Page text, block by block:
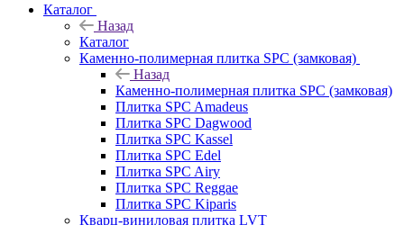
Каталог
Назад
Каталог
Каменно-полимерная плитка SPC (замковая)
Назад
Каменно-полимерная плитка SPC (замковая)
Плитка SPC Amadeus
Плитка SPC Dagwood
Плитка SPC Kassel
Плитка SPC Edel
Плитка SPC Airy
Плитка SPC Reggae
Плитка SPC Kiparis
Кварц-виниловая плитка LVT